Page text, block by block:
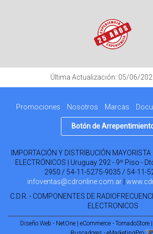
Última Actualización: 05/06/
Promociones Nosotros Marcas
Botón de
IMPORTACIÓN Y DISTRIBUCIÓN
ELECTRÓNICOS | Uruguay 292 - 9º Piso -
2950 / 54-11-5275-9035 / 54-11-
infoventas@cdronline.com.ar
C.D.R. - COMPONENTES DE
ELECTRONICOS
Diseño Web - NetOne eCommerce - TornadoStore